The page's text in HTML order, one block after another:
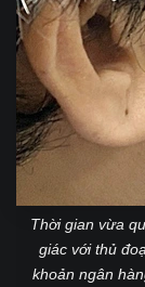
Thời gian vừa
giác với thủ
khoản ngân